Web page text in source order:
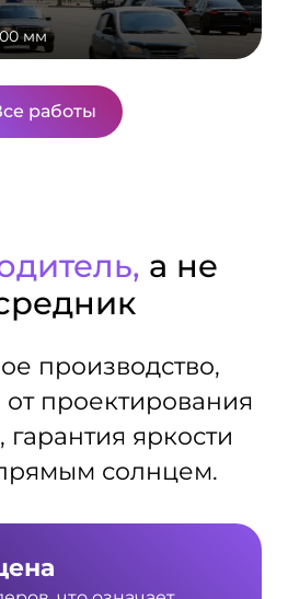
мм
работы
а не
производство,
проектирования
яркости
солнцем.